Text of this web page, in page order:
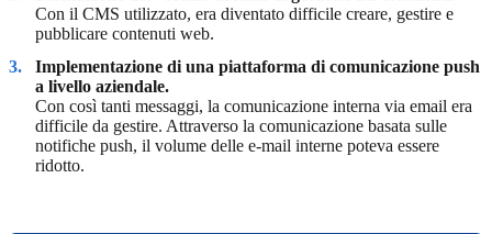
Con il CMS utilizzato, era diventato difficile creare, gestire e
pubblicare contenuti web.
Implementazione di una piattaforma di comunicazione push
a livello aziendale.
Con così tanti messaggi, la comunicazione interna via email era
difficile da gestire. Attraverso la comunicazione basata sulle
notifiche push, il volume delle e-mail interne poteva essere
ridotto.